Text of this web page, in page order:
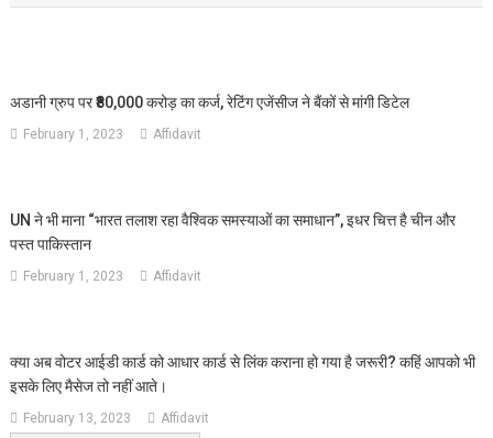
अडानी ग्रुप पर ₹80,000 करोड़ का कर्ज, रेटिंग एजेंसीज ने बैंकों से मांगी डिटेल
February 1, 2023 Affidavit
UN ने भी माना “भारत तलाश रहा वैश्विक समस्याओं का समाधान”, इधर चित्त है चीन और
पस्त पाकिस्तान
February 1, 2023 Affidavit
क्या अब वोटर आईडी कार्ड को आधार कार्ड से लिंक कराना हो गया है जरूरी? कहिं आपको भी
इसके लिए मैसेज तो नहीं आते।
February 13, 2023 Affidavit